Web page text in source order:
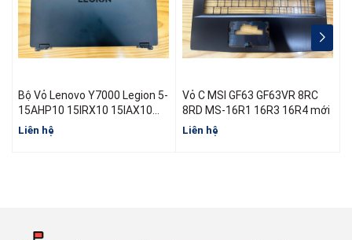
Bộ Vỏ Lenovo Y7000 Legion 5-
15AHP10 15IRX10 15IAX10
R7000 Y7000 Đời 2025
Liên hệ
Vỏ C MSI GF63 GF63VR 8RC
8RD MS-16R1 16R3 16R4 mới
Liên hệ